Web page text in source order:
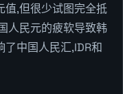
值,但很少试图完全抵
人民元的疲软导致韩
中国人民汇,IDR和